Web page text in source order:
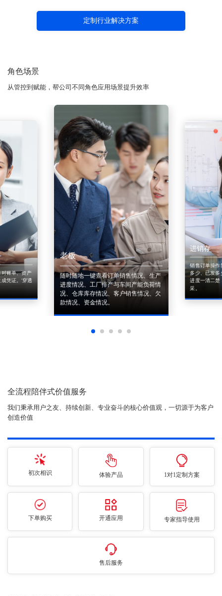
定制行业解决方案
角色场景
从管控到赋能，帮公司不同角色应用场景提升效率
账单、资产
凭证。'穿透
老板
随时随地一键查看订单销售情况、生产
进度情况、工厂排产与车间产能负荷情
况、仓库库存情况、客户销售情况、欠
款情况、资金情况。
进销存
销售订单操作
多少、已发多
进度一清二楚
采。
全流程陪伴式价值服务
我们秉承用户之友、持续创新、专业奋斗的核心价值观，一切源于为客户
创造价值
初次相识 体验产品 1对1定制方案
下单购买 开通应用 专家指导使用
售后服务